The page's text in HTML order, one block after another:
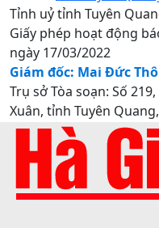
Tỉnh uỷ tỉnh Tuyên
Giấy phép hoạt động
ngày 17/03/2022
Giám đốc: Mai Đức
Trụ sở Tòa soạn: Số
Xuân, tỉnh Tuyên
Điện thoại:
0207.3822821 - Email: